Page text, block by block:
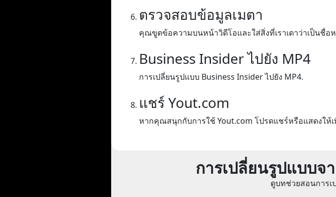
ตรวจสอบข้อมูลเมตา
คุณขูดข้อความบนหน้าวิดีโอและใส่สิ่งที่เราเดาว่าเป็นชื่
Business Insider ไปยัง MP4
การเปลี่ยนรูปแบบ Business Insider ไปยัง MP4.
แชร์ Yout.com
หากคุณสนุกกับการใช้ Yout.com โปรดแชร์หรือแสดงให้
การเปลี่ยนรูปแบบ
ดูบทช่วยสอนการ